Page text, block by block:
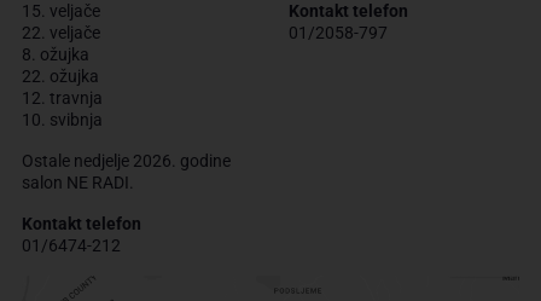
15. veljače
22. veljače
8. ožujka
22. ožujka
12. travnja
10. svibnja
Ostale nedjelje 2026. godine
salon NE RADI.
Kontakt telefon
01/6474-212
Kontakt telefon
01/2058-797